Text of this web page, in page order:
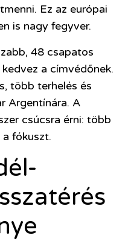
Ez az európai
is nagy fegyver.
48 csapatos
a címvédőnek.
több terhelés és
Argentínára. A
csúcsra érni: több
fókuszt.